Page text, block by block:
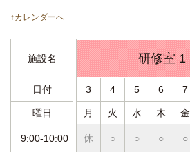
↑カレンダーへ
施設名 研修室 1
日付 3 4 5 6 7
曜日 月 火 水 木 金
9:00-10:00 休 ○ ○ ○ ○